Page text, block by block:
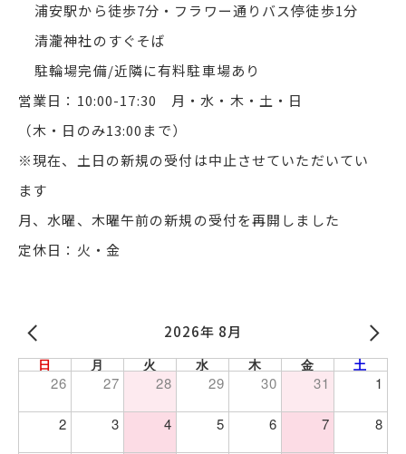
浦安駅から徒歩7分・フラワー通りバス停徒歩1分
清瀧神社のすぐそば
駐輪場完備/近隣に有料駐車場あり
営業日：10:00-17:30 月・水・木・土・日
（木・日のみ13:00まで）
※現在、土日の新規の受付は中止させていただいてい
ます
月、水曜、木曜午前の新規の受付を再開しました
定休日：火・金
2026年 8月
日 月 火 水 木 金 土
26 27 28 29 30 31 1
2 3 4 5 6 7 8